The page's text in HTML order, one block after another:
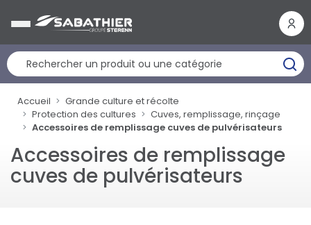
Accueil
Grande culture et récolte
Protection des cultures
Cuves, remplissage, rinçage
Accessoires de remplissage cuves de pulvérisateurs
Accessoires de remplissage
cuves de pulvérisateurs